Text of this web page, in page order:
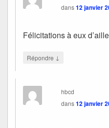
dans12 janvier
Félicitations à eux
Répondre ↓
hbcd
dans12 janvier